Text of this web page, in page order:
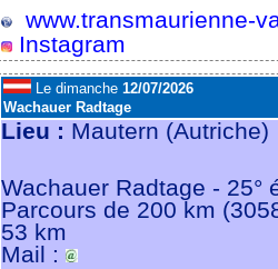
www.transmaurienne-
Instagram
Le dimanche 12/07/2026
Wachauer Radtage
Lieu : Mautern
Wachauer Radtage - 25°
Parcours de 200 km
53 km
Mail :